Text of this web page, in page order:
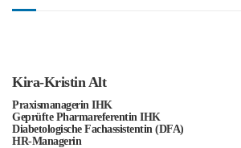
Kira-Kristin Alt
Praxismanagerin IHK
Geprüfte Pharmareferentin IHK
Diabetologische Fachassistentin (DFA)
HR-Managerin